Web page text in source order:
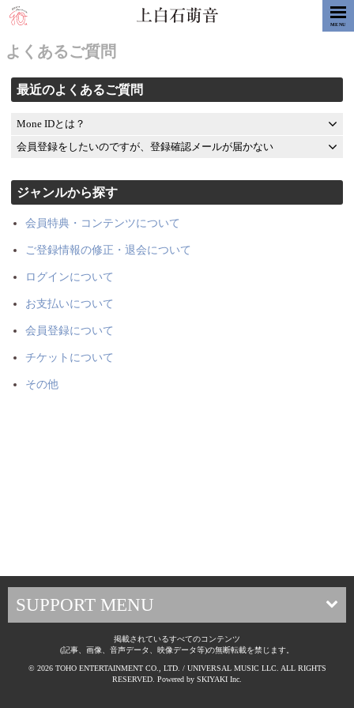
MENU
よくあるご質問
最近のよくあるご質問
Mone IDとは？
会員登録をしたいのですが、登録確認メールが届かない
ジャンルから探す
会員特典・コンテンツについて
ご登録情報の修正・退会について
ログインについて
お支払いについて
会員登録について
チケットについて
その他
SUPPORT MENU
掲載されているすべてのコンテンツ
(記事、画像、音声データ、映像データ等)の無断転載を禁じます。
© 2026 TOHO ENTERTAINMENT CO., LTD. / UNIVERSAL MUSIC LLC. ALL RIGHTS
RESERVED. Powered by SKIYAKI Inc.